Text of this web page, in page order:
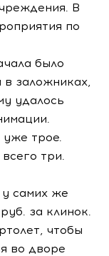
В
по
было
в заложниках,
удалось
трое.
три.
самих же
за клинок.
чтобы
во дворе